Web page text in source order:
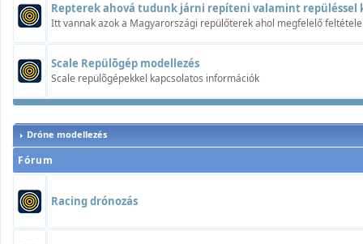
Repterek ahová tudunk járni repíteni valamint repüléssel
Itt vannak azok a Magyarországi repülőterek ahol megfelelő
Scale Repülõgép modellezés
Scale repülõgépekkel kapcsolatos információk
Dróne modellezés
Fórum
Racing drónozás